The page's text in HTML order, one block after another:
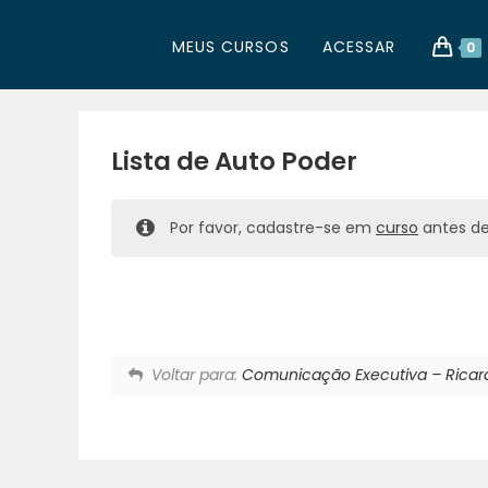
MEUS CURSOS ACESSAR 0
Lista de Auto Poder
Por favor, cadastre-se emcurso antes
Voltar para: Comunicação Executiva –